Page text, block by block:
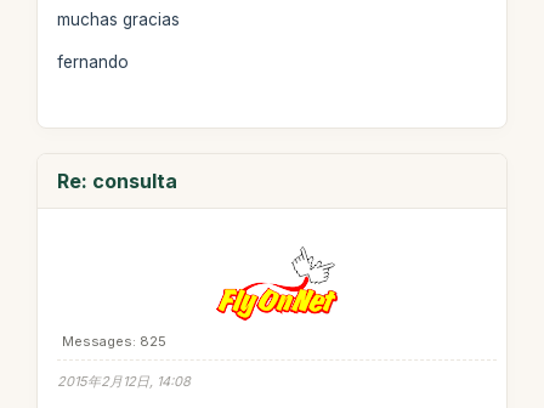
muchas gracias
fernando
Re: consulta
Messages: 825
2015年2月12日, 14:08